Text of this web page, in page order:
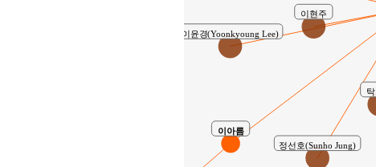
이윤경(Yoonkyoung Lee)
이현주
정선호(Sunho Jung)
이아름